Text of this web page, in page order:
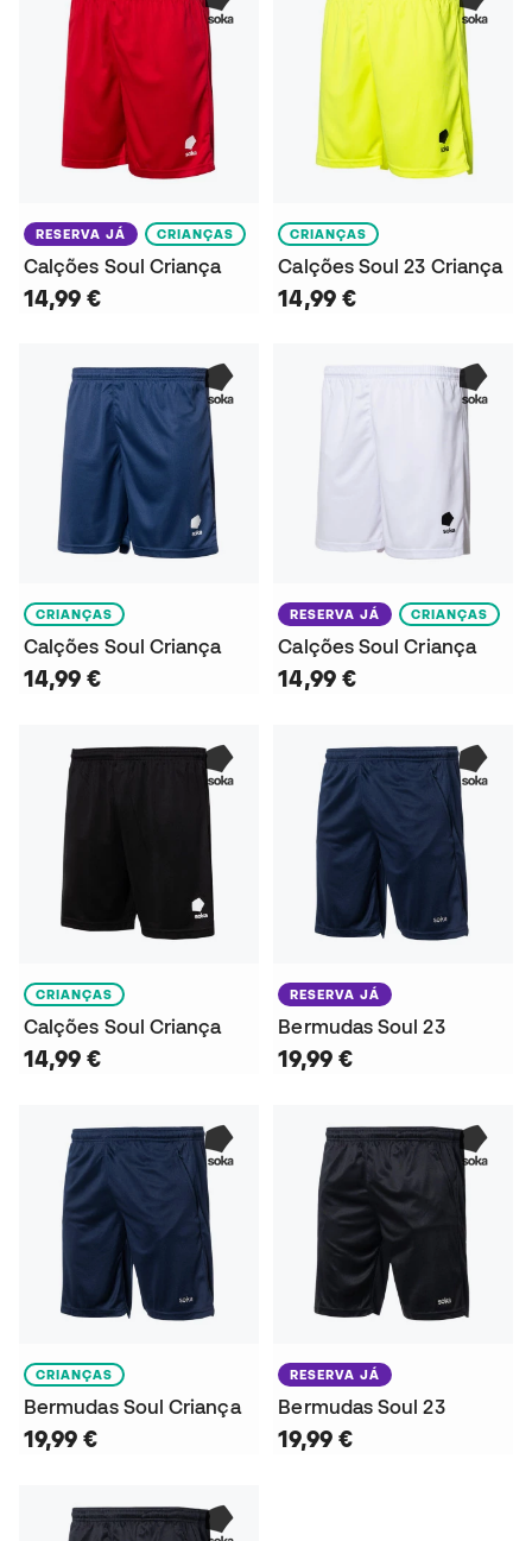
RESERVA JÁ CRIANÇAS
Calções Soul Criança
14,99 €
CRIANÇAS
Calções Soul 23 Criança
14,99 €
CRIANÇAS
Calções Soul Criança
14,99 €
RESERVA JÁ CRIANÇAS
Calções Soul Criança
14,99 €
CRIANÇAS
Calções Soul Criança
14,99 €
RESERVA JÁ
Bermudas Soul 23
19,99 €
CRIANÇAS
Bermudas Soul Criança
19,99 €
RESERVA JÁ
Bermudas Soul 23
19,99 €